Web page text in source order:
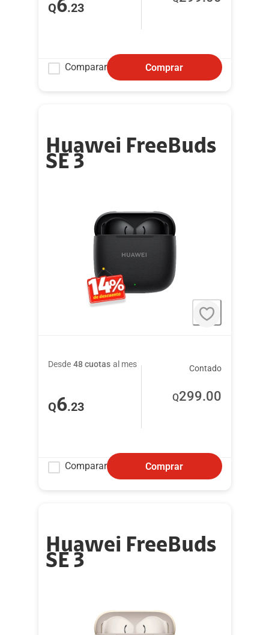
Q6.23
Comparar Comprar
Huawei FreeBuds
SE 3
Desde 48 cuotas al mes
Q6.23
Contado
Q299.00
Comparar Comprar
Huawei FreeBuds
SE 3